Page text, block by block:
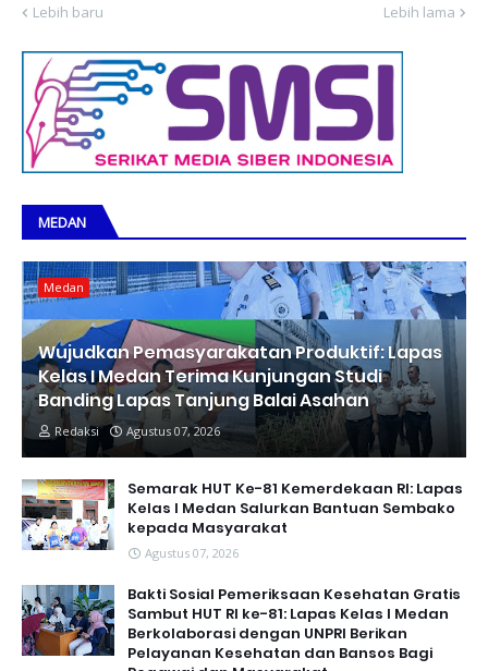
Lebih baru Lebih lama
MEDAN
Medan
Wujudkan Pemasyarakatan Produktif: Lapas
Kelas I Medan Terima Kunjungan Studi
Banding Lapas Tanjung Balai Asahan
Redaksi Agustus 07, 2026
Semarak HUT Ke-81 Kemerdekaan RI: Lapas
Kelas I Medan Salurkan Bantuan Sembako
kepada Masyarakat
Agustus 07, 2026
Bakti Sosial Pemeriksaan Kesehatan Gratis
Sambut HUT RI ke-81: Lapas Kelas I Medan
Berkolaborasi dengan UNPRI Berikan
Pelayanan Kesehatan dan Bansos Bagi